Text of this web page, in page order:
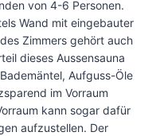
von 4-6 Personen.
Wand mit eingebauter
Zimmers gehört auch
dieses Aussensauna
Aufguss-Öle
im Vorraum
kann sogar dafür
aufzustellen. Der